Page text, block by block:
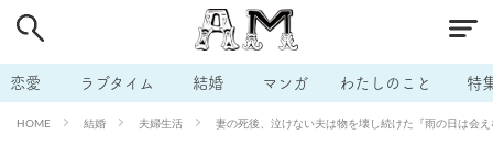
恋愛 ラブタイム 結婚 マンガ わたしのこと 特
HOME 結婚 夫婦生活 妻の死後、泣けない夫は物を壊し続けた『雨の日は会
# 男の本音 # セフレ # 不倫
# 出会う方法 # マッチングアプリ # ラブグッズ # 体の相